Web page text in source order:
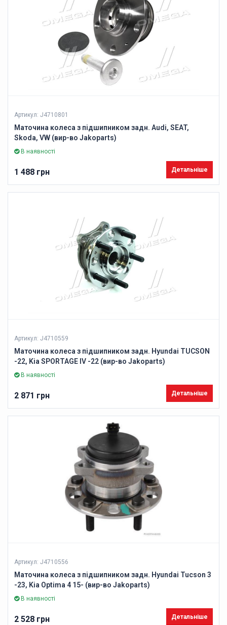
Артикул: J4710801
Маточина колеса з підшипником задн. Audi, SEAT,
Skoda, VW (вир-во Jakoparts)
В наявності
1 488 грн Детальніше
Артикул: J4710559
Маточина колеса з підшипником задн. Hyundai TUCSON
-22, Kia SPORTAGE IV -22 (вир-во Jakoparts)
В наявності
2 871 грн Детальніше
Артикул: J4710556
Маточина колеса з підшипником задн. Hyundai Tucson 3
-23, Kia Optima 4 15- (вир-во Jakoparts)
В наявності
2 528 грн Детальніше